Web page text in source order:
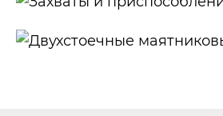
машины
приспособления